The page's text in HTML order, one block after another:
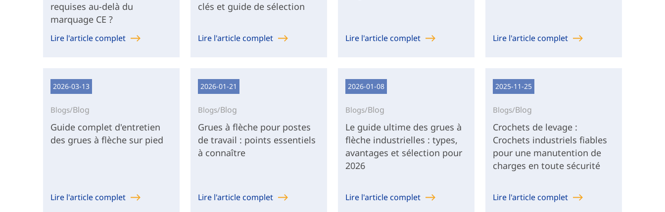
requises au-delà du
marquage CE ?
Lire l'article complet
clés et guide de sélection
Lire l'article complet Lire l'article complet Lire l'article complet
2026-03-13
Blogs/Blog
Guide complet d'entretien
des grues à flèche sur pied
Lire l'article complet
2026-01-21
Blogs/Blog
Grues à flèche pour postes
de travail : points essentiels
à connaître
Lire l'article complet
2026-01-08
Blogs/Blog
Le guide ultime des grues à
flèche industrielles : types,
avantages et sélection pour
2026
Lire l'article complet
2025-11-25
Blogs/Blog
Crochets de levage :
Crochets industriels fiables
pour une manutention de
charges en toute sécurité
Lire l'article complet